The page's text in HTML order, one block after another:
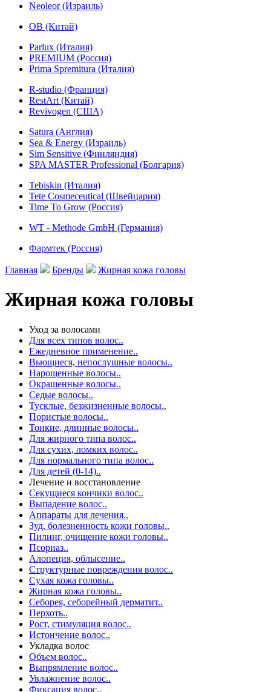
Neoleor (Израиль)
OB (Китай)
Parlux (Италия)
PREMIUM (Россия)
Prima Spremitura (Италия)
R-studio (Франция)
RestArt (Китай)
Revivogen (США)
Satura (Англия)
Sea & Energy (Израиль)
Sim Sensitive (Финляндия)
SPA MASTER Professional (Болгария)
Tebiskin (Италия)
Tete Cosmeceutical (Швейцария)
Time To Grow (Россия)
WT - Methode GmbH (Германия)
Фармтек (Россия)
Главная Бренды Жирная кожа головы
Жирная кожа головы
Уход за волосами
Для всех типов волос..
Ежедневное применение..
Вьющиеся, непослушные волосы..
Нарощенные волосы..
Окрашенные волосы..
Седые волосы..
Тусклые, безжизненные волосы..
Пористые волосы..
Тонкие, длинные волосы..
Для жирного типа волос..
Для сухих, ломких волос..
Для нормального типа волос..
Для детей (0-14)..
Лечение и восстановление
Секущиеся кончики волос..
Выпадение волос..
Аппараты для лечения..
Зуд, болезненность кожи головы..
Пилинг, очищение кожи головы..
Псориаз..
Алопеция, облысение..
Структурные повреждения волос..
Сухая кожа головы..
Жирная кожа головы..
Себорея, себорейный дерматит..
Перхоть..
Рост, стимуляция волос..
Истончение волос..
Укладка волос
Объем волос..
Выпрямление волос..
Увлажнение волос..
Фиксация волос..